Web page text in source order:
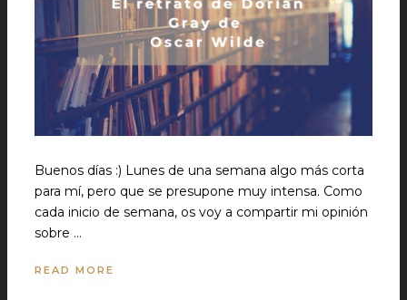
Buenos días :) Lunes de una semana algo más corta
para mí, pero que se presupone muy intensa. Como
cada inicio de semana, os voy a compartir mi opinión
sobre …
READ MORE